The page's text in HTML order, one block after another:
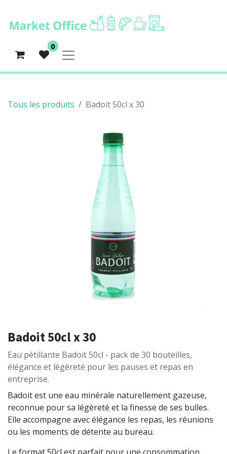
0
Tous les produits Badoit 50cl x 30
Badoit 50cl x 30
Eau pétillante Badoit 50cl - pack de 30 bouteilles,
élégance et légèreté pour les pauses et repas en
entreprise.
Badoit est une eau minérale naturellement gazeuse,
reconnue pour sa légèreté et la finesse de ses bulles.
Elle accompagne avec élégance les repas, les réunions
ou les moments de détente au bureau.